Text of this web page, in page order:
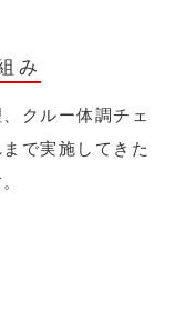
み
クルー体調チェ
で実施してきた